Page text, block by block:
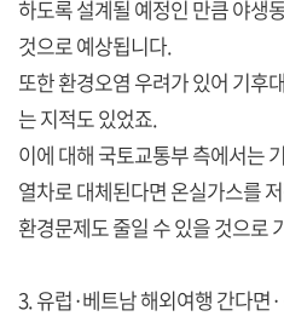
하도록 설계될 예정인 만큼 야생
것으로 예상됩니다.
또한 환경오염 우려가 있어 기후
는 지적도 있었죠.
이에 대해 국토교통부 측에서는
열차로 대체된다면 온실가스를
환경문제도 줄일 수 있을 것으로
3. 유럽·베트남 해외여행 간다면